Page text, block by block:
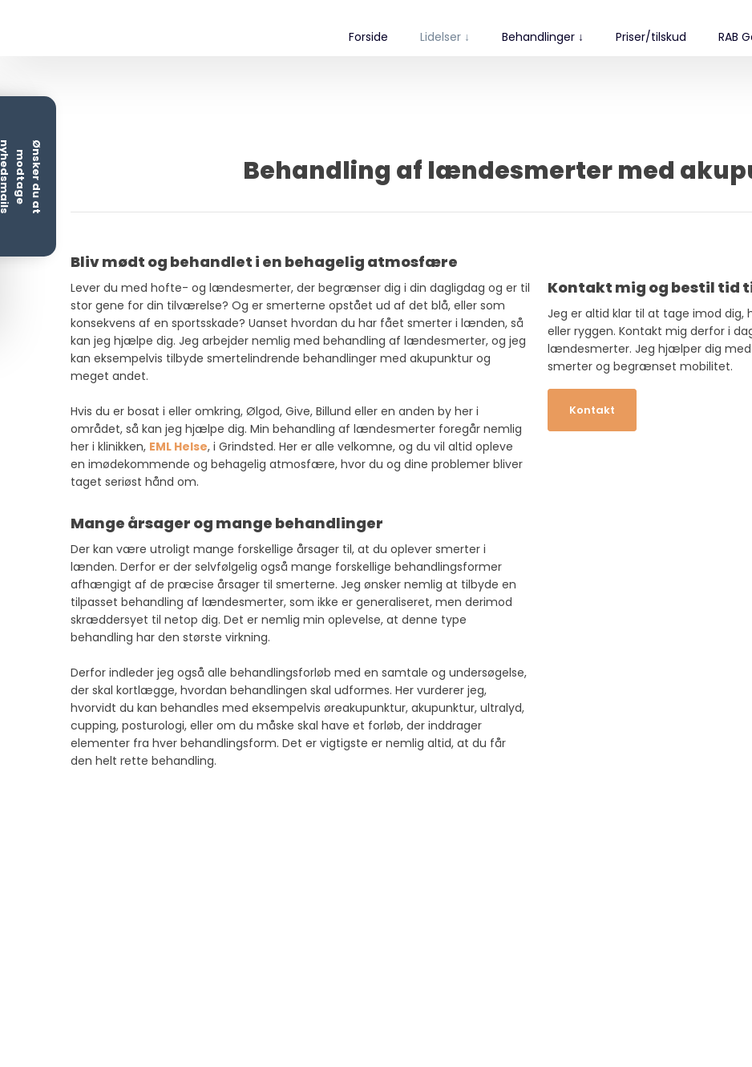
Forside Lidelser ↓ Behandlinger ↓ Priser/tilskud RAB
Behandling af lændesmerter med
Bliv mødt og behandlet i en behagelig atmosfære
Lever du med hofte- og lændesmerter, der begrænser dig i din dagligdag og er til
stor gene for din tilværelse? Og er smerterne opstået ud af det blå, eller som
konsekvens af en sportsskade? Uanset hvordan du har fået smerter i lænden, så
kan jeg hjælpe dig. Jeg arbejder nemlig med behandling af lændesmerter, og jeg
kan eksempelvis tilbyde smertelindrende behandlinger med akupunktur og
meget andet.
Hvis du er bosat i eller omkring, Ølgod, Give, Billund eller en anden by her i
området, så kan jeg hjælpe dig. Min behandling af lændesmerter foregår nemlig
her i klinikken, EML Helse, i Grindsted. Her er alle velkomne, og du vil altid opleve
en imødekommende og behagelig atmosfære, hvor du og dine problemer bliver
taget seriøst hånd om.
Mange årsager og mange behandlinger
Der kan være utroligt mange forskellige årsager til, at du oplever smerter i
lænden. Derfor er der selvfølgelig også mange forskellige behandlingsformer
afhængigt af de præcise årsager til smerterne. Jeg ønsker nemlig at tilbyde en
tilpasset behandling af lændesmerter, som ikke er generaliseret, men derimod
skræddersyet til netop dig. Det er nemlig min oplevelse, at denne type
behandling har den største virkning.
Derfor indleder jeg også alle behandlingsforløb med en samtale og undersøgelse,
der skal kortlægge, hvordan behandlingen skal udformes. Her vurderer jeg,
hvorvidt du kan behandles med eksempelvis øreakupunktur, akupunktur, ultralyd,
cupping, posturologi, eller om du måske skal have et forløb, der inddrager
elementer fra hver behandlingsform. Det er vigtigste er nemlig altid, at du får
den helt rette behandling.
Kontakt mig og bestil tid
Jeg er altid klar til at tage imod
eller ryggen. Kontakt mig derfor i
lændesmerter. Jeg hjælper dig
smerter og begrænset mobilitet.
Kontakt
Ø
ns
k
e
r
d
u
a
t
mo
d
t
a
g
e
n
y
h
e
d
s
m
a
i
l
s